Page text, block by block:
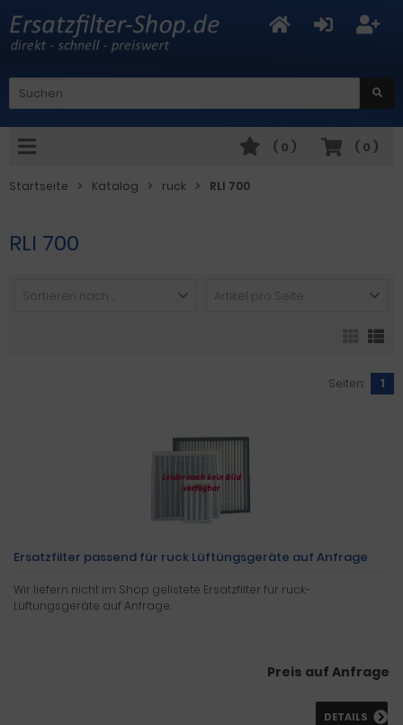
( 0 )
( 0 )
Startseite Katalog ruck RLI 700
RLI 700
Sortieren nach ... Artikel pro Seite
Seiten: 1
Ersatzfilter passend für ruck Lüftüngsgeräte auf Anfrage
Wir liefern nicht im Shop gelistete Ersatzfilter für ruck-
Lüftungsgeräte auf Anfrage.
Preis auf Anfrage
DETAILS